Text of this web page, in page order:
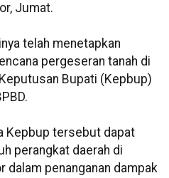
Jumat.
telah menetapkan
pergeseran tanah di
Bupati (Kepbup)
Kepbup tersebut dapat
perangkat daerah di
dalam penanganan dampak